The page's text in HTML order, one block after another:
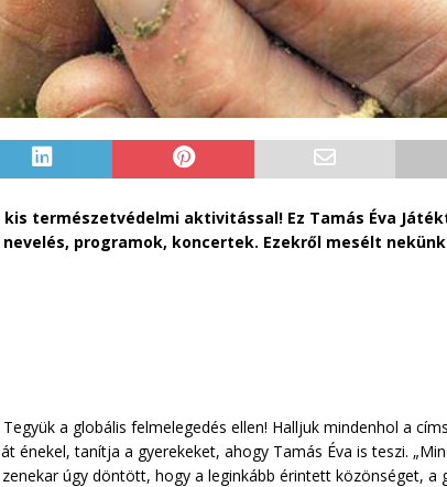
természetvédelmi aktivitással! Ez Tamás Éva
programok, koncertek. Ezekről mesélt
a globális felmelegedés ellen! Halljuk mindenhol a
énekel, tanítja a gyerekeket, ahogy Tamás Éva is teszi.
úgy döntött, hogy a leginkább érintett közönséget,